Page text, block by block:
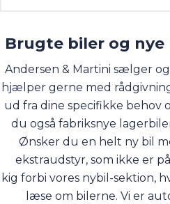
Brugte biler og
Andersen & Martini sælger
hjælper gerne med
ud fra dine specifikke behov
du også fabriksnye
Ønsker du en helt ny bil
ekstraudstyr, som ikke er
kig forbi vores nybil-sektion,
læse om bilerne. Vi er